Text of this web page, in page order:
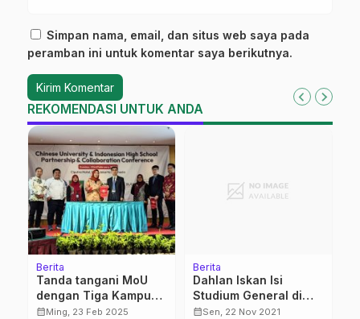
Simpan nama, email, dan situs web saya pada
peramban ini untuk komentar saya berikutnya.
REKOMENDASI UNTUK ANDA
Berita
Tanda tangani MoU
dengan Tiga Kampus
China
calendar_monthMing, 23 Feb 2025
Berita
Dahlan Iskan Isi
Studium General di
Ipmafa
calendar_monthSen, 22 Nov 2021